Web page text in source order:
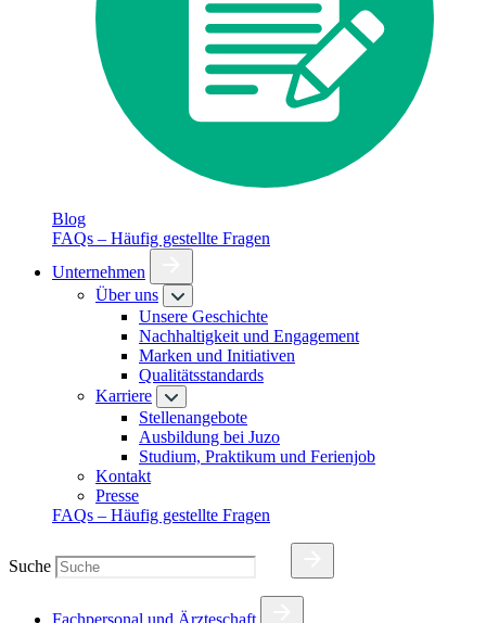
Blog
FAQs – Häufig gestellte Fragen
Unternehmen
Über uns
Unsere Geschichte
Nachhaltigkeit und Engagement
Marken und Initiativen
Qualitätsstandards
Karriere
Stellenangebote
Ausbildung bei Juzo
Studium, Praktikum und Ferienjob
Kontakt
Presse
FAQs – Häufig gestellte Fragen
Suche
Fachpersonal und Ärzteschaft